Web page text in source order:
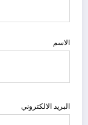
الاسم
البريد الالكتروني